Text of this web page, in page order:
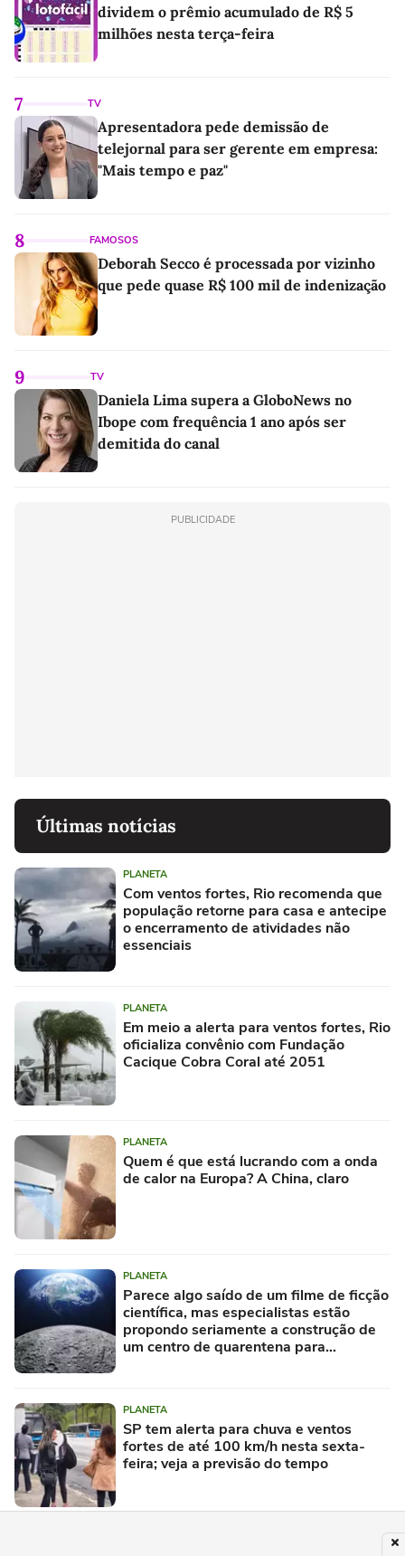
dividem o prêmio acumulado de R$ 5
milhões nesta terça-feira
7 TV
Apresentadora pede demissão de
telejornal para ser gerente em empresa:
"Mais tempo e paz"
8 FAMOSOS
Deborah Secco é processada por vizinho
que pede quase R$ 100 mil de indenização
9 TV
Daniela Lima supera a GloboNews no
Ibope com frequência 1 ano após ser
demitida do canal
PUBLICIDADE
Últimas notícias
PLANETA
Com ventos fortes, Rio recomenda que
população retorne para casa e antecipe
o encerramento de atividades não
essenciais
PLANETA
Em meio a alerta para ventos fortes, Rio
oficializa convênio com Fundação
Cacique Cobra Coral até 2051
PLANETA
Quem é que está lucrando com a onda
de calor na Europa? A China, claro
PLANETA
Parece algo saído de um filme de ficção
científica, mas especialistas estão
propondo seriamente a construção de
um centro de quarentena para
PLANETA
SP tem alerta para chuva e ventos
fortes de até 100 km/h nesta sexta-
feira; veja a previsão do tempo